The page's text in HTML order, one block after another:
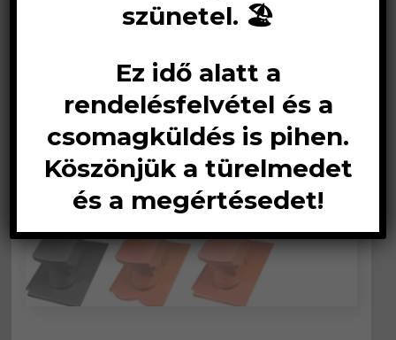
szünetel. 🏖️
Ez idő alatt a
rendelésfelvétel és a
csomagküldés is pihen.
Köszönjük a türelmedet
és a megértésedet!